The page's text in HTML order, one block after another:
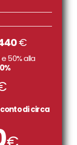
€
50% alla
di circa